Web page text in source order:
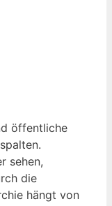
öffentliche
sehen,
die
hängt von